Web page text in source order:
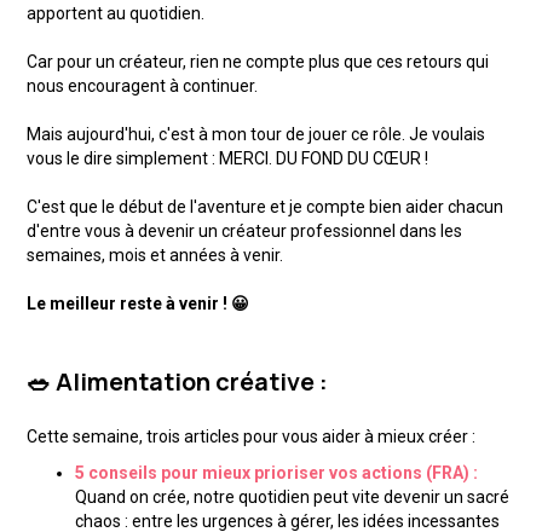
apportent au quotidien.
Car pour un créateur, rien ne compte plus que ces retours qui
nous encouragent à continuer.
Mais aujourd'hui, c'est à mon tour de jouer ce rôle. Je voulais
vous le dire simplement : MERCI. DU FOND DU CŒUR !
C'est que le début de l'aventure et je compte bien aider chacun
d'entre vous à devenir un créateur professionnel dans les
semaines, mois et années à venir.
Le meilleur reste à venir ! 😀
🥗 Alimentation créative :
Cette semaine, trois articles pour vous aider à mieux créer :
5 conseils pour mieux prioriser vos actions (FRA) :
Quand on crée, notre quotidien peut vite devenir un sacré
chaos : entre les urgences à gérer, les idées incessantes